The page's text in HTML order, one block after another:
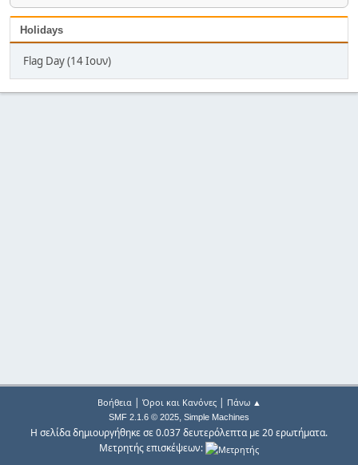
Holidays
Flag Day (14 Ιουν)
Βοήθεια| Όροι και Κανόνες| Πάνω ▲
SMF 2.1.6 © 2025, Simple Machines
Η σελίδα δημιουργήθηκε σε 0.037 δευτερόλεπτα με 20 ερωτήματα.
Μετρητής επισκέψεων: